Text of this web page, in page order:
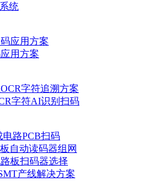
统
应用方案
用方案
字符追溯方案
字符AI识别扫码
路PCB扫码
自动读码器组网
板扫码器选择
产线解决方案